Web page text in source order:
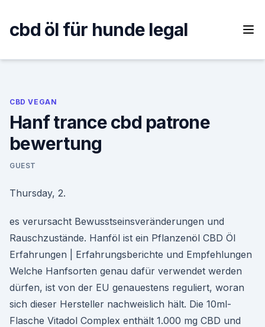
content
cbd öl für hunde legal
CBD VEGAN
Hanf trance cbd patrone
bewertung
GUEST
Thursday, 2.
es verursacht Bewusstseinsveränderungen und
Rauschzustände. Hanföl ist ein Pflanzenöl CBD Öl
Erfahrungen | Erfahrungsberichte und Empfehlungen
Welche Hanfsorten genau dafür verwendet werden
dürfen, ist von der EU genauestens reguliert, woran
sich dieser Hersteller nachweislich hält. Die 10ml-
Flasche Vitadol Complex enthält 1.000 mg CBD und